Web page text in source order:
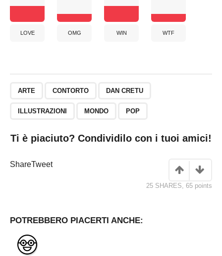
LOVE OMG WIN WTF
ARTE CONTORTO DAN CRETU
ILLUSTRAZIONI MONDO POP
Ti è piaciuto? Condividilo con i tuoi amici!
ShareTweet
25 SHARES, 65 points
POTREBBERO PIACERTI ANCHE: